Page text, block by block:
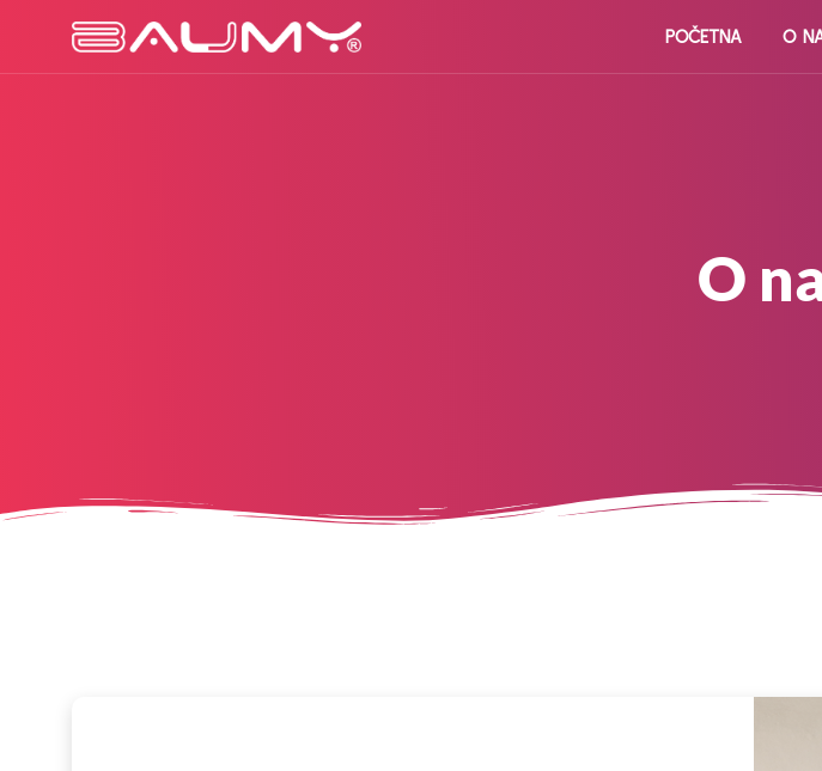
POČETNA O
O